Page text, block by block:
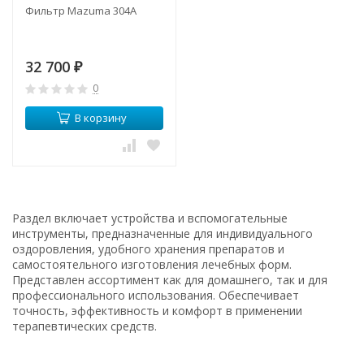
Фильтр Mazuma 304A
32 700 ₽
0
В корзину
Раздел включает устройства и вспомогательные
инструменты, предназначенные для индивидуального
оздоровления, удобного хранения препаратов и
самостоятельного изготовления лечебных форм.
Представлен ассортимент как для домашнего, так и для
профессионального использования. Обеспечивает
точность, эффективность и комфорт в применении
терапевтических средств.